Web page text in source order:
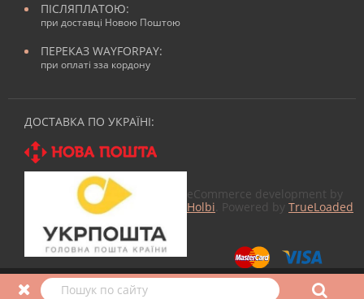
ПІСЛЯПЛАТОЮ:
при доставці Новою Поштою
ПЕРЕКАЗ WAYFORPAY:
при оплаті зза кордону
ДОСТАВКА ПО УКРАЇНІ:
eCommerce development by
Holbi . Powered by TrueLoaded
© 2026 Все для манікюра